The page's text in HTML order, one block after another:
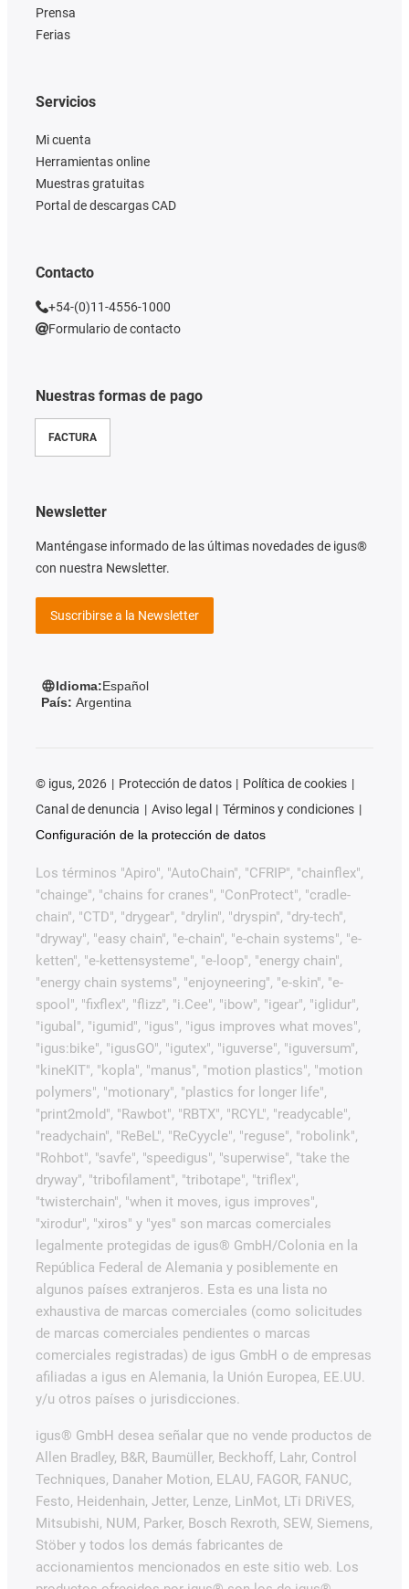
Prensa
Ferias
Nuestras formas de pago
FACTURA
Servicios
Mi cuenta
Herramientas online
Muestras gratuitas
Portal de descargas CAD
Contacto
+54-(0)11-4556-1000
Formulario de contacto
Newsletter
Manténgase informado de las últimas novedades de igus®
con nuestra Newsletter.
Suscribirse a la Newsletter
Idioma:Español
País: Argentina
© igus, 2026 Protección de datos
Política de cookies
Canal de denuncia
Aviso legal
Términos y condiciones
Configuración de la protección de datos
Los términos "Apiro", "AutoChain", "CFRIP", "chainflex",
"chainge", "chains for cranes", "ConProtect", "cradle-
chain", "CTD", "drygear", "drylin", "dryspin", "dry-tech",
"dryway", "easy chain", "e-chain", "e-chain systems", "e-
ketten", "e-kettensysteme", "e-loop", "energy chain",
"energy chain systems", "enjoyneering", "e-skin", "e-
spool", "fixflex", "flizz", "i.Cee", "ibow", "igear", "iglidur",
"igubal", "igumid", "igus", "igus improves what moves",
"igus:bike", "igusGO", "igutex", "iguverse", "iguversum",
"kineKIT", "kopla", "manus", "motion plastics", "motion
polymers", "motionary", "plastics for longer life",
"print2mold", "Rawbot", "RBTX", "RCYL", "readycable",
"readychain", "ReBeL", "ReCyycle", "reguse", "robolink",
"Rohbot", "savfe", "speedigus", "superwise", "take the
dryway", "tribofilament", "tribotape", "triflex",
"twisterchain", "when it moves, igus improves",
"xirodur", "xiros" y "yes" son marcas comerciales
legalmente protegidas de igus® GmbH/Colonia en la
República Federal de Alemania y posiblemente en
algunos países extranjeros. Esta es una lista no
exhaustiva de marcas comerciales (como solicitudes
de marcas comerciales pendientes o marcas
comerciales registradas) de igus GmbH o de empresas
afiliadas a igus en Alemania, la Unión Europea, EE.UU.
y/u otros países o jurisdicciones.
igus® GmbH desea señalar que no vende productos de
Allen Bradley, B&R, Baumüller, Beckhoff, Lahr, Control
Techniques, Danaher Motion, ELAU, FAGOR, FANUC,
Festo, Heidenhain, Jetter, Lenze, LinMot, LTi DRiVES,
Mitsubishi, NUM, Parker, Bosch Rexroth, SEW, Siemens,
Stöber y todos los demás fabricantes de
accionamientos mencionados en este sitio web. Los